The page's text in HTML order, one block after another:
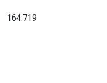
164.719